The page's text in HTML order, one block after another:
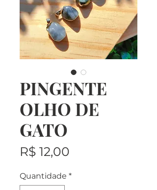
PINGENTE
OLHO DE
GATO
R$ 12,00
Quantidade *